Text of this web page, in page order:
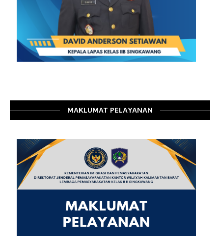
MAKLUMAT PELAYANAN